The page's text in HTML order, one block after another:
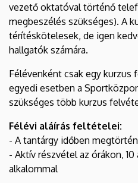
vezető oktatóval történő
megbeszélés szükséges). A
térítéskötelesek, de igen
hallgatók számára.
Félévenként csak egy
egyedi esetben a
szükséges több kurzus
Félévi aláírás feltételei:
- A tantárgy időben
- Aktív részvétel az órákon,
alkalommal